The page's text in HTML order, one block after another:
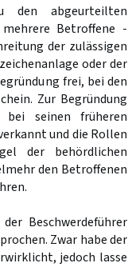
abgeurteilten
mehrere Betroffene -
der zulässigen
oder der
frei, bei den
Zur Begründung
seinen früheren
und die Rollen
der behördlichen
den Betroffenen
Beschwerdeführer
Zwar habe der
jedoch lasse